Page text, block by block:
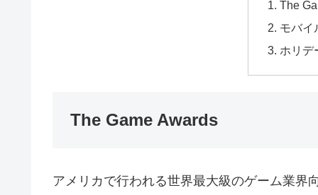
The
モバイ
ホリデ
The Game Awards
アメリカで行われる世界最大級のゲーム業界